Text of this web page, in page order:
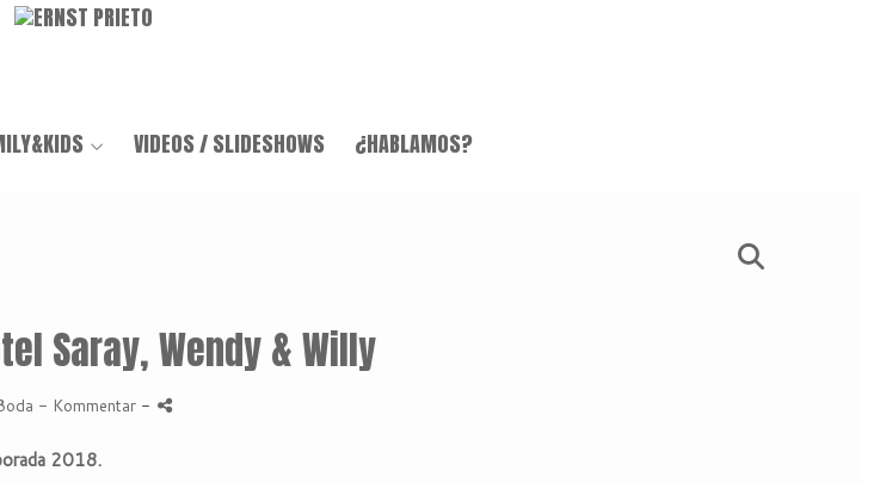
VIDEOS / SLIDESHOWS ¿HABLAMOS?
Saray, Wendy & Willy
- Kommentar -
2018.